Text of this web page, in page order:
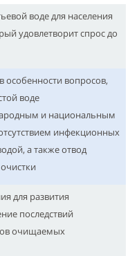
воде для населения
удовлетворит спрос до
вопросов,
воде
и национальным
инфекционных
а также отвод
для развития
последствий
очищаемых